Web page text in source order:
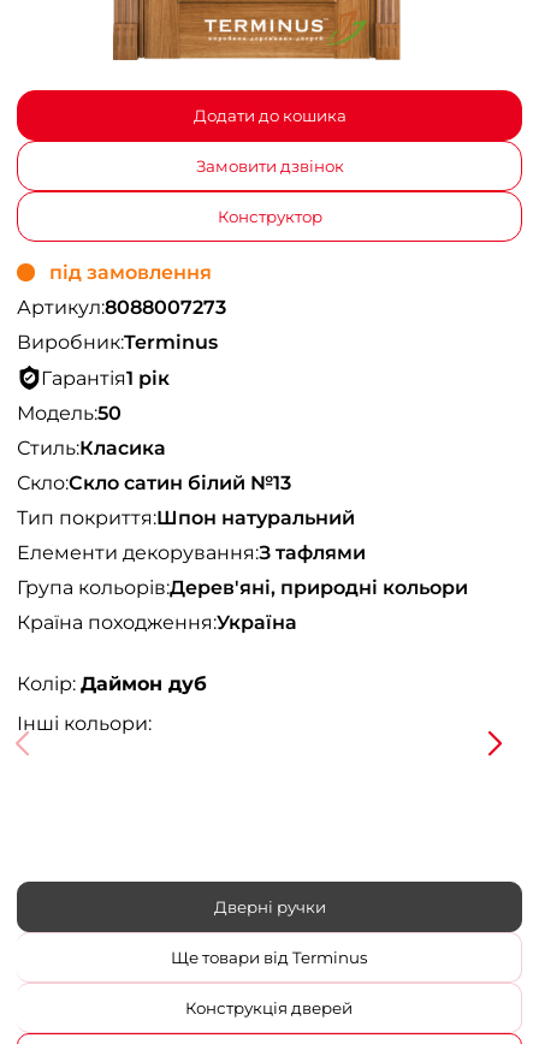
Додати до кошика
Замовити дзвінок
Конструктор
під замовлення
Артикул:8088007273
Виробник:Terminus
Гарантія1 рік
Модель:50
Стиль:Класика
Скло:Скло сатин білий №13
Тип покриття:Шпон натуральний
Елементи декорування:З тафлями
Група кольорів:Дерев'яні, природні кольори
Країна походження:Україна
Колір: Даймон дуб
Інші кольори:
Дверні ручки
Ще товари від Terminus
Конструкція дверей